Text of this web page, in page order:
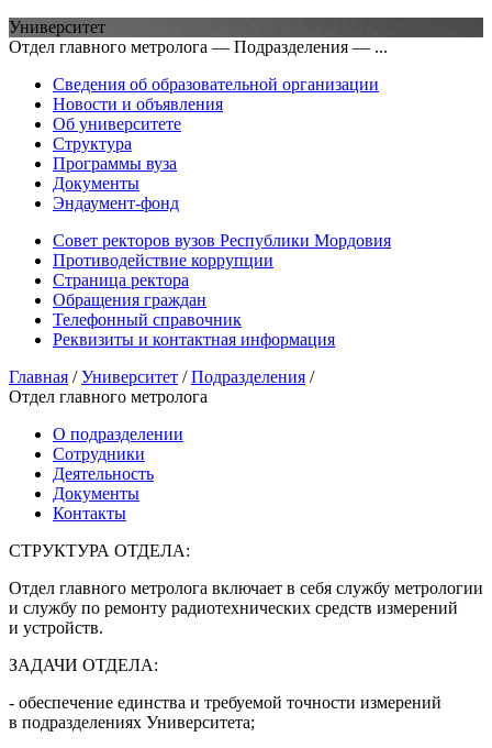
Университет
Отдел главного метролога — Подразделения — ...
Сведения об образовательной организации
Новости и объявления
Об университете
Структура
Программы вуза
Документы
Эндаумент-фонд
Совет ректоров вузов Республики Мордовия
Противодействие коррупции
Страница ректора
Обращения граждан
Телефонный справочник
Реквизиты и контактная информация
Главная /Университет /Подразделения /
Отдел главного метролога
О подразделении
Сотрудники
Деятельность
Документы
Контакты
СТРУКТУРА ОТДЕЛА:
Отдел главного метролога включает в себя службу метрологии
и службу по ремонту радиотехнических средств измерений
и устройств.
ЗАДАЧИ ОТДЕЛА:
- обеспечение единства и требуемой точности измерений
в подразделениях Университета;